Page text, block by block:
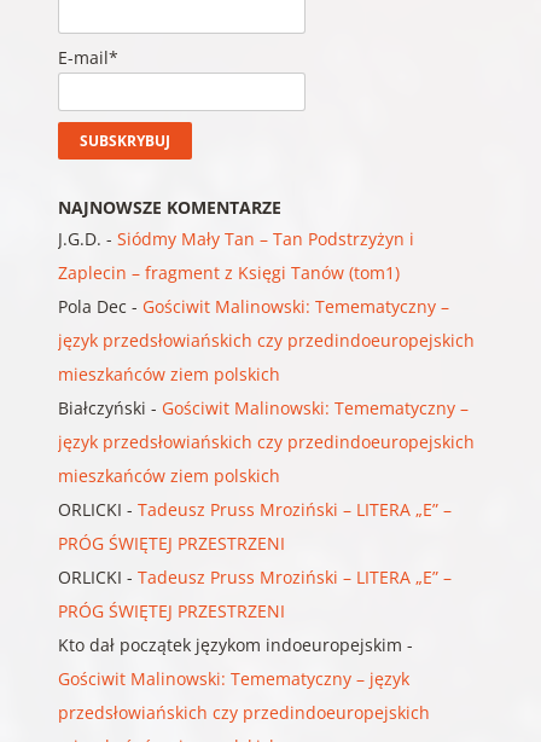
E-mail*
NAJNOWSZE KOMENTARZE
J.G.D. - Siódmy Mały Tan – Tan Podstrzyżyn i
Zaplecin – fragment z Księgi Tanów (tom1)
Pola Dec - Gościwit Malinowski: Temematyczny –
język przedsłowiańskich czy przedindoeuropejskich
mieszkańców ziem polskich
Białczyński - Gościwit Malinowski: Temematyczny –
język przedsłowiańskich czy przedindoeuropejskich
mieszkańców ziem polskich
ORLICKI - Tadeusz Pruss Mroziński – LITERA „E” –
PRÓG ŚWIĘTEJ PRZESTRZENI
ORLICKI - Tadeusz Pruss Mroziński – LITERA „E” –
PRÓG ŚWIĘTEJ PRZESTRZENI
Kto dał początek językom indoeuropejskim -
Gościwit Malinowski: Temematyczny – język
przedsłowiańskich czy przedindoeuropejskich